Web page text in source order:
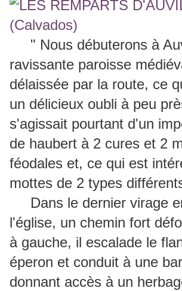
" Nous débuterons à
ravissante paroisse
délaissée par la route, ce
un délicieux oubli à peu
s'agissait pourtant d'un
de haubert à 2 cures et 2
féodales et, ce qui est
mottes de 2 types
Dans le dernier virage
l'église, un chemin fort
à gauche, il escalade le
éperon et conduit à une
donnant accès à un